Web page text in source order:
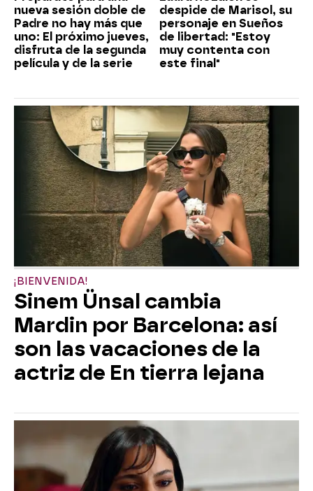
nueva sesión doble de
Padre no hay más que
uno: El próximo jueves,
disfruta de la segunda
película y de la serie
despide de Marisol, su
personaje en Sueños
de libertad: "Estoy
muy contenta con
este final"
¡BIENVENIDA!
Sinem Ünsal cambia
Mardin por Barcelona: así
son las vacaciones de la
actriz de En tierra lejana